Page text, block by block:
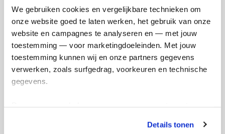
We gebruiken cookies en vergelijkbare technieken om
onze website goed te laten werken, het gebruik van onze
website en campagnes te analyseren en — met jouw
toestemming — voor marketingdoeleinden. Met jouw
toestemming kunnen wij en onze partners gegevens
verwerken, zoals surfgedrag, voorkeuren en technische
gegevens.
tonen. Je kunt je toestemming op elk moment wijzigen of
Details tonen
Ivo's badges